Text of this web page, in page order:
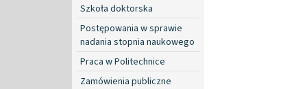
Szkoła doktorska
Postępowania w sprawie
nadania stopnia naukowego
Praca w Politechnice
Zamówienia publiczne